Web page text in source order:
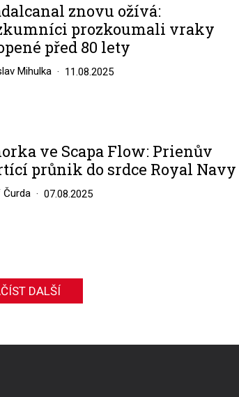
znovu ožívá:
prozkoumali vraky
před 80 lety
Mihulka 11.08.2025
ve Scapa Flow: Prienův
průnik do srdce Royal Navy
07.08.2025
DALŠÍ